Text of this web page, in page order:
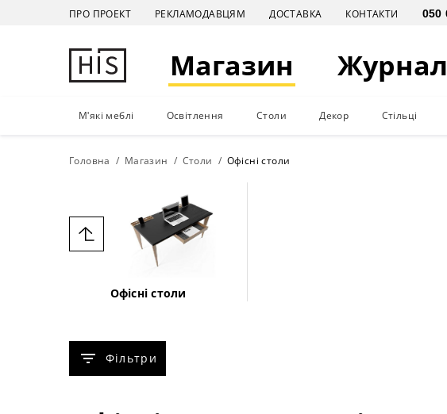
ПРО ПРОЕКТ РЕКЛАМОДАВЦЯМ ДОСТАВКА КОНТАКТИ
Магазин Журнал
М'які меблі Освітлення Столи Декор Стільці
Головна Магазин Столи Офісні столи
Офісні столи
Фільтри